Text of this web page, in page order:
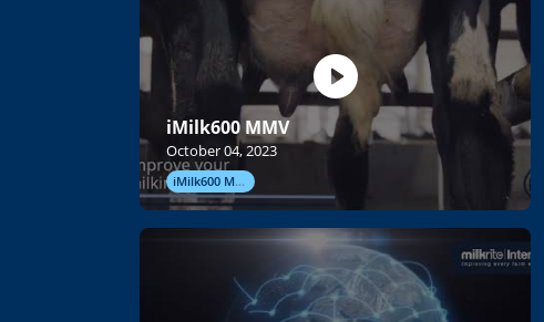
iMilk600 MMV
October 04, 2023
iMilk600 MMV